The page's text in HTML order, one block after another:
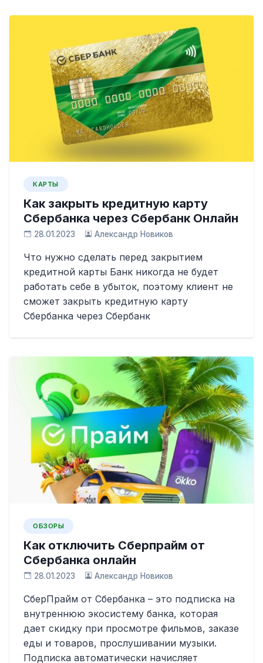
КАРТЫ
Как закрыть кредитную карту
Сбербанка через Сбербанк Онлайн
28.01.2023 Александр Новиков
Что нужно сделать перед закрытием
кредитной карты Банк никогда не будет
работать себе в убыток, поэтому клиент не
сможет закрыть кредитную карту
Сбербанка через Сбербанк
ОБЗОРЫ
Как отключить Сберпрайм от
Сбербанка онлайн
28.01.2023 Александр Новиков
СберПрайм от Сбербанка – это подписка на
внутреннюю экосистему банка, которая
дает скидку при просмотре фильмов, заказе
еды и товаров, прослушивании музыки.
Подписка автоматически начисляет